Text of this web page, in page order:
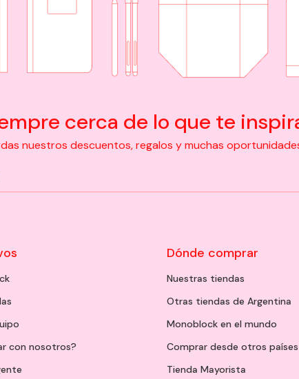
cerca de lo que te
nuestros descuentos, regalos y muchas
con nosotros?
Dónde comprar
Nuestras tiendas
Otras tiendas de Argentina
Monoblock en el mundo
Comprar desde otros países
Tienda Mayorista